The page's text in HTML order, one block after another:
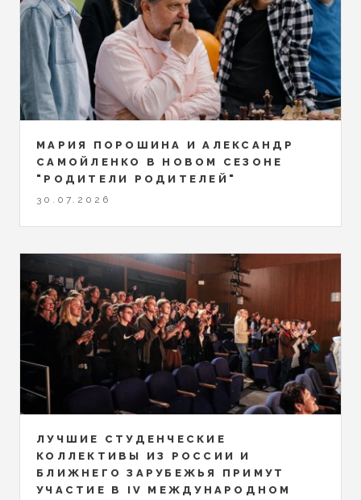
МАРИЯ ПОРОШИНА И АЛЕКСАНДР
САМОЙЛЕНКО В НОВОМ СЕЗОНЕ
"РОДИТЕЛИ РОДИТЕЛЕЙ"
30.07.2026
ЛУЧШИЕ СТУДЕНЧЕСКИЕ
КОЛЛЕКТИВЫ ИЗ РОССИИ И
БЛИЖНЕГО ЗАРУБЕЖЬЯ ПРИМУТ
УЧАСТИЕ В IV МЕЖДУНАРОДНОМ